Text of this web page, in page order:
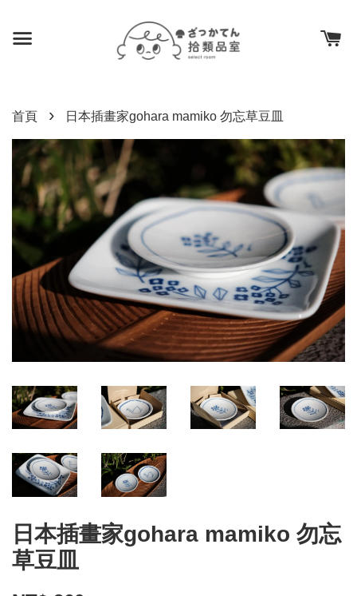
首頁 › 日本插畫家gohara mamiko 勿忘草豆皿
日本插畫家gohara mamiko 勿忘
草豆皿